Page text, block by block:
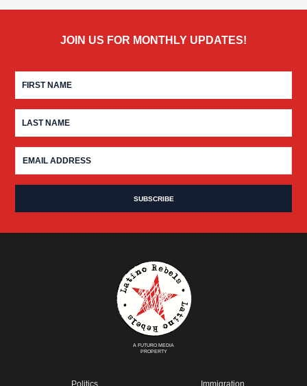
JOIN US FOR MONTHLY UPDATES!
A FUTURO MEDIA
PROPERTY
Politics Immigration